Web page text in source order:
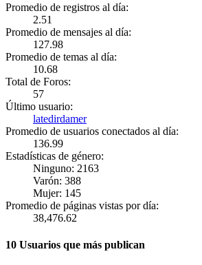
Promedio de registros al día:
2.51
Promedio de mensajes al día:
127.98
Promedio de temas al día:
10.68
Total de Foros:
57
Último usuario:
latedirdamer
Promedio de usuarios conectados al día:
136.99
Estadísticas de género:
Ninguno: 2163
Varón: 388
Mujer: 145
Promedio de páginas vistas por día:
38,476.62
10 Usuarios que más publican